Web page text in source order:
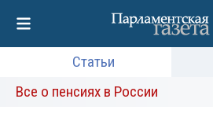
Статьи
Все о пенсиях в России